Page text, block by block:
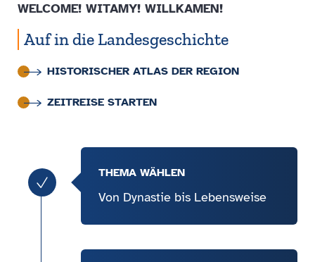
WELCOME! WITAMY! WILLKAMEN!
Auf in die Landesgeschichte
HISTORISCHER ATLAS DER REGION
ZEITREISE STARTEN
checkmark
THEMA WÄHLEN
Von Dynastie bis Lebensweise